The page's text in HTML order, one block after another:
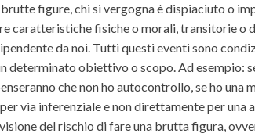
figure, chi si vergogna è dispiaciuto o
caratteristiche fisiche o morali, transitorie o
da noi. Tutti questi eventi sono
determinato obiettivo o scopo. Ad esempio:
che non ho autocontrollo, se ho una
via inferenziale e non direttamente per una
del rischio di fare una brutta figura,